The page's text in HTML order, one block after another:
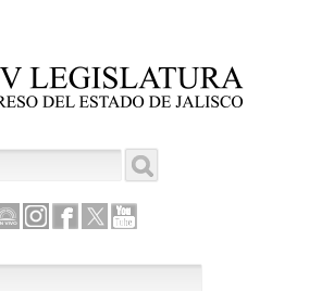
principal
Canal
Instagram
Facebook
Twitter